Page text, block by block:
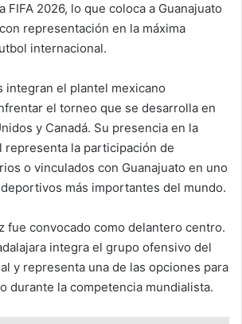
FIFA 2026, lo que coloca a Guanajuato
representación en la máxima
internacional.
integran el plantel mexicano
el torneo que se desarrolla en
y Canadá. Su presencia en la
representa la participación de
o vinculados con Guanajuato en uno
más importantes del mundo.
fue convocado como delantero centro.
integra el grupo ofensivo del
y representa una de las opciones para
durante la competencia mundialista.